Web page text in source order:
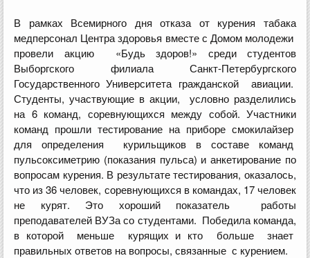
В рамках Всемирного дня отказа от курения табака
медперсонал Центра здоровья вместе с Домом молодежи
провели акцию «Будь здоров!» среди студентов
Выборгского филиала Санкт-Петербургского
Государственного Университета гражданской авиации.
Студенты, участвующие в акции, условно разделились
на 6 команд, соревнующихся между собой. Участники
команд прошли тестирование на приборе смокилайзер
для определения курильщиков в составе команд
пульсоксиметрию (показания пульса) и анкетирование по
вопросам курения. В результате тестирования, оказалось,
что из 36 человек, соревнующихся в командах, 17 человек
не курят. Это хороший показатель работы
преподавателей ВУЗа со студентами. Победила команда,
в которой меньше курящих и кто больше знает
правильных ответов на вопросы, связанные с курением.